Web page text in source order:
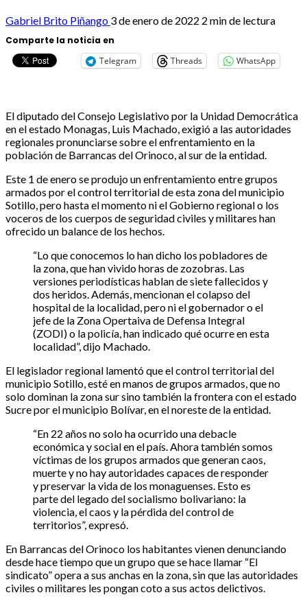
Gabriel Brito Piñango 3 de enero de 2022 2 min de lectura
Comparte la noticia en
Telegram
Threads WhatsApp
El diputado del Consejo Legislativo por la Unidad Democrática
en el estado Monagas, Luis Machado, exigió a las autoridades
regionales pronunciarse sobre el enfrentamiento en la
población de Barrancas del Orinoco, al sur de la entidad.
Este 1 de enero se produjo un enfrentamiento entre grupos
armados por el control territorial de esta zona del municipio
Sotillo, pero hasta el momento ni el Gobierno regional o los
voceros de los cuerpos de seguridad civiles y militares han
ofrecido un balance de los hechos.
“Lo que conocemos lo han dicho los pobladores de
la zona, que han vivido horas de zozobras. Las
versiones periodísticas hablan de siete fallecidos y
dos heridos. Además, mencionan el colapso del
hospital de la localidad, pero ni el gobernador o el
jefe de la Zona Opertaiva de Defensa Integral
(ZODI) o la policía, han indicado qué ocurre en esta
localidad”, dijo Machado.
El legislador regional lamentó que el control territorial del
municipio Sotillo, esté en manos de grupos armados, que no
solo dominan la zona sur sino también la frontera con el estado
Sucre por el municipio Bolívar, en el noreste de la entidad.
“En 22 años no solo ha ocurrido una debacle
económica y social en el país. Ahora también somos
víctimas de los grupos armados que generan caos,
muerte y no hay autoridades capaces de responder
y preservar la vida de los monaguenses. Esto es
parte del legado del socialismo bolivariano: la
violencia, el caos y la pérdida del control de
territorios”, expresó.
En Barrancas del Orinoco los habitantes vienen denunciando
desde hace tiempo que un grupo que se hace llamar “El
sindicato” opera a sus anchas en la zona, sin que las autoridades
civiles o militares les pongan coto a sus actos delictivos.